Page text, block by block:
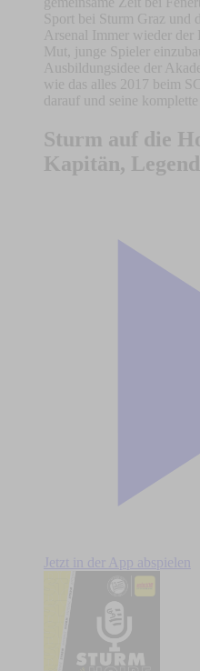
Sport bei Sturm Graz und
Arsenal Immer wieder der
Mut, junge Spieler
Ausbildungsidee der
wie das alles 2017 beim
darauf und seine
Sturm auf die
Kapitän,
Jetzt in der App abspielen